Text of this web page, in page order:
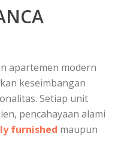
apartemen modern
keseimbangan
Setiap unit
pencahayaan alami
furnished maupun